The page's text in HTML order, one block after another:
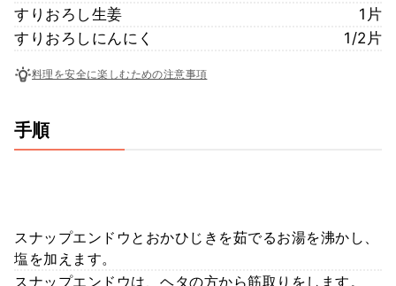
すりおろし生姜
1片
すりおろしにんにく
1/2片
料理を安全に楽しむための注意事項
手順
スナップエンドウとおかひじきを茹でるお湯を沸かし、
塩を加えます。
スナップエンドウは、ヘタの方から筋取りをします。